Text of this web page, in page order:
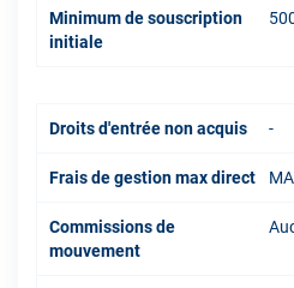
Minimum de souscription
initiale
Droits d'entrée non acquis -
Frais de gestion max direct
Commissions de
mouvement